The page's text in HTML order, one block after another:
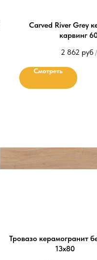
Carved River Grey
карвинг
2 862 руб /
Смотреть
Тровазо керамогранит
13х80